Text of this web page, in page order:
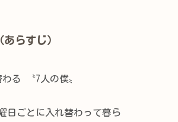
らすじ）
る 〝7人の僕〟
日ごとに入れ替わって暮ら